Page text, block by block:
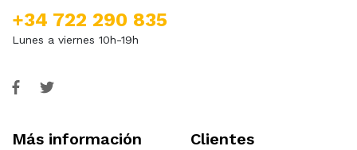
+34 722 290 835
Lunes a viernes 10h-19h
Más información Clientes